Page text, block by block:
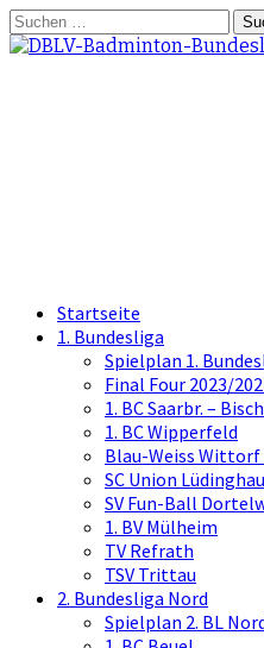
Springe
zum
Suchen
nach:
Startseite
1. Bundesliga
Spielplan 1.
Final Four 2023/
1. BC Saarbr. –
1. BC Wipperfeld
Blau-Weiss
SC Union
SV Fun-Ball
1. BV Mülheim
TV Refrath
TSV Trittau
2. Bundesliga Nord
Spielplan 2. BL